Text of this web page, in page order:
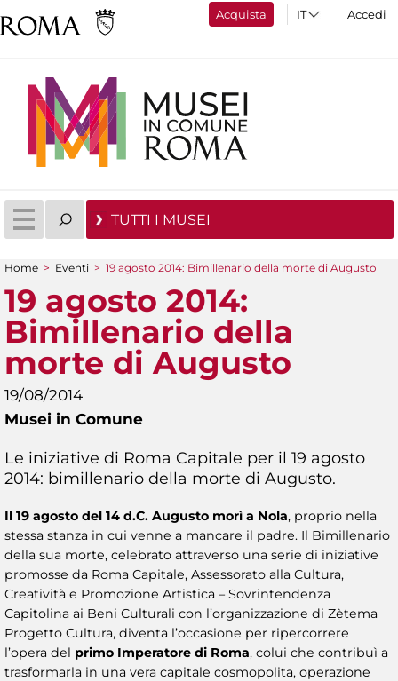
Acquista Accedi
TUTTI I MUSEI
Tu sei qui
Home > Eventi > 19 agosto 2014: Bimillenario della morte di Augusto
19 agosto 2014:
Bimillenario della
morte di Augusto
19/08/2014
Musei in Comune
Le iniziative di Roma Capitale per il 19 agosto
2014: bimillenario della morte di Augusto.
Il 19 agosto del 14 d.C. Augusto morì a Nola, proprio nella
stessa stanza in cui venne a mancare il padre. Il Bimillenario
della sua morte, celebrato attraverso una serie di iniziative
promosse da Roma Capitale, Assessorato alla Cultura,
Creatività e Promozione Artistica – Sovrintendenza
Capitolina ai Beni Culturali con l’organizzazione di Zètema
Progetto Cultura, diventa l’occasione per ripercorrere
l’opera del primo Imperatore di Roma, colui che contribuì a
trasformarla in una vera capitale cosmopolita, operazione